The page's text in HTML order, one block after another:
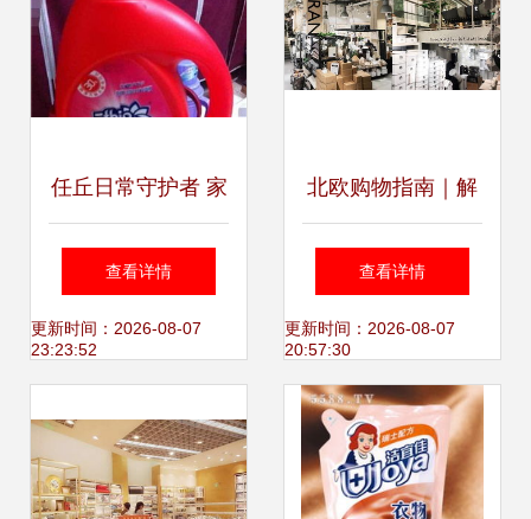
任丘日常守护者 家
居护理用品的细致
关怀
查看详情
更新时间：2026-08-07
23:23:52
北欧购物指南｜解
锁护肤品、服装、
家居与护理用品的
宝藏好物
查看详情
更新时间：2026-08-07
20:57:30